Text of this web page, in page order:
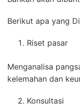
Berikut apa yang
Riset pasar
Menganalisa
kelemahan dan
Konsultasi